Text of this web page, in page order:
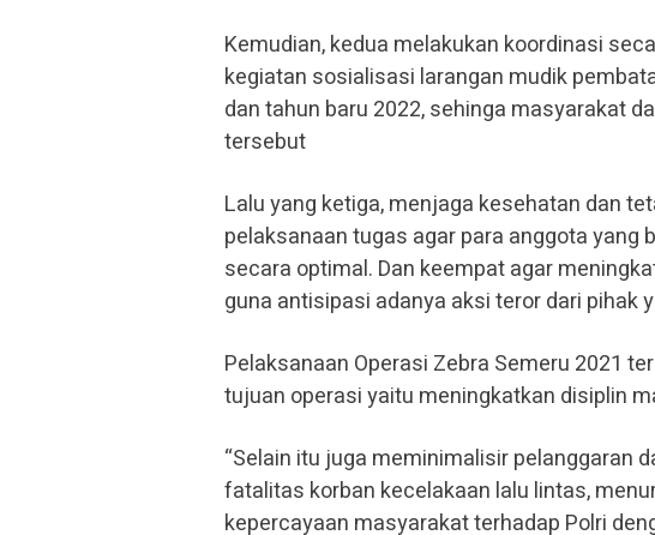
Kemudian, kedua melakukan koordinasi
kegiatan sosialisasi larangan mudik
dan tahun baru 2022, sehinga masyarakat
tersebut
Lalu yang ketiga, menjaga kesehatan dan
pelaksanaan tugas agar para anggota
secara optimal. Dan keempat agar
guna antisipasi adanya aksi teror dari pihak
Pelaksanaan Operasi Zebra Semeru 2021
tujuan operasi yaitu meningkatkan disiplin
“Selain itu juga meminimalisir pelanggaran
fatalitas korban kecelakaan lalu lintas,
kepercayaan masyarakat terhadap Polri